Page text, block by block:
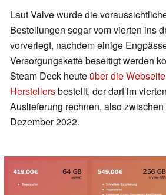
Laut Valve wurde die
Bestellungen sogar vom vierten ins
vorverlegt, nachdem einige
Versorgungskette beseitigt werden
Steam Deck heute über die
Herstellersbestellt, der darf im
Auslieferung rechnen, also zwischen
Dezember 2022.